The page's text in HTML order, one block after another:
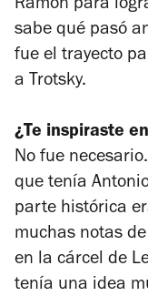
Ramón para
sabe qué pasó
fue el trayecto
a Trotsky.
¿Te inspiraste
No fue
que tenía
parte histórica
muchas notas
en la cárcel de
tenía una idea